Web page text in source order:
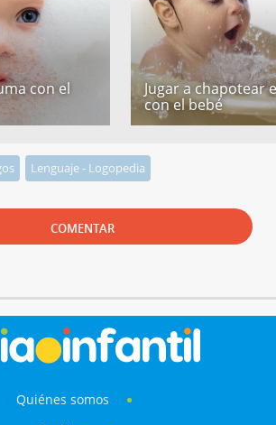
con el
Jugar a chapotear
con el bebé
Lenguaje - Logopedia
COMENTAR
Quiénes somos